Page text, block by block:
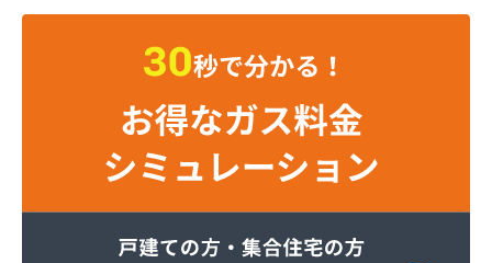
ユニオンフォレスト株式会社 本社
安藤プロパン
伊藤忠エネクスホームライフ西日本株式会社 広島
伊藤忠エネクスホームライフ西日本株式会社 本